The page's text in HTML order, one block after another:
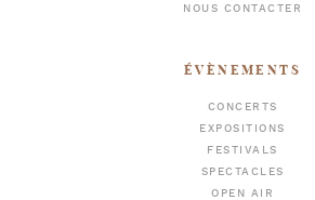
NOUS CONTACTER
ÉVÈNEMENTS
CONCERTS
EXPOSITIONS
FESTIVALS
SPECTACLES
OPEN AIR